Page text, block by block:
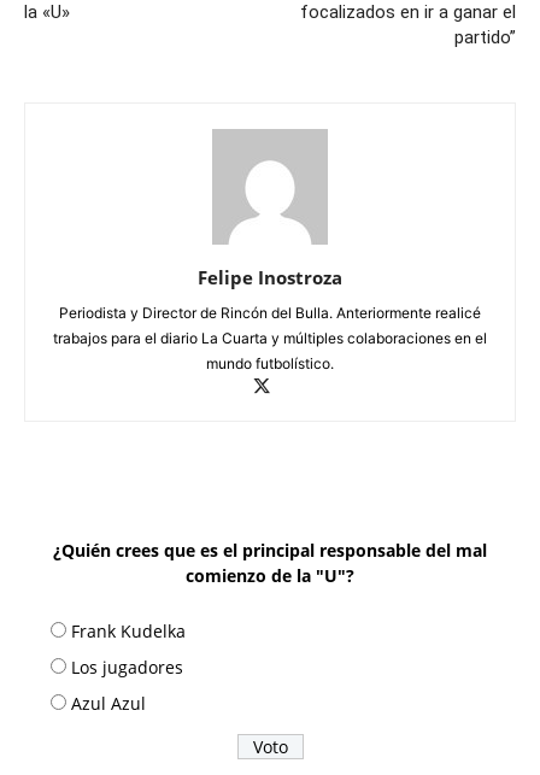
la «U»
focalizados en ir a ganar el
partido”
Felipe Inostroza
Periodista y Director de Rincón del Bulla. Anteriormente realicé
trabajos para el diario La Cuarta y múltiples colaboraciones en el
mundo futbolístico.
¿Quién crees que es el principal responsable del mal
comienzo de la "U"?
Frank Kudelka
Los jugadores
Azul Azul